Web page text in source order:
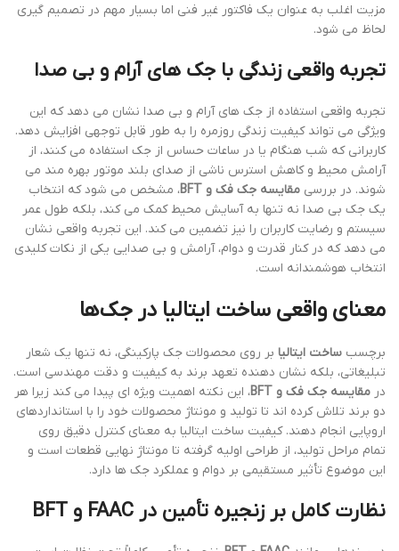
مزیت اغلب به عنوان یک فاکتور غیر فنی اما بسیار مهم در تصمیم گیری
لحاظ می شود.
تجربه واقعی زندگی با جک های آرام و بی صدا
تجربه واقعی استفاده از جک های آرام و بی صدا نشان می دهد که این
ویژگی می تواند کیفیت زندگی روزمره را به طور قابل توجهی افزایش دهد.
کاربرانی که شب هنگام یا در ساعات حساس از جک استفاده می کنند، از
آرامش محیط و کاهش استرس ناشی از صدای بلند موتور بهره مند می
شوند. در بررسی مقایسه جک فک و BFT
، مشخص می شود که انتخاب
یک جک بی صدا نه تنها به آسایش محیط کمک می کند، بلکه طول عمر
سیستم و رضایت کاربران را نیز تضمین می کند. این تجربه واقعی نشان
می دهد که در کنار قدرت و دوام، آرامش و بی صدایی یکی از نکات کلیدی
انتخاب هوشمندانه است.
معنای واقعی ساخت ایتالیا در جک‌ها
برچسب ساخت ایتالیا بر روی محصولات جک پارکینگی، نه تنها یک شعار
تبلیغاتی، بلکه نشان دهنده تعهد برند به کیفیت و دقت مهندسی است.
در مقایسه جک فک و BFT
، این نکته اهمیت ویژه ای پیدا می کند زیرا هر
دو برند تلاش کرده اند تا تولید و مونتاژ محصولات خود را با استانداردهای
اروپایی انجام دهند. کیفیت ساخت ایتالیا به معنای کنترل دقیق روی
تمام مراحل تولید، از طراحی اولیه گرفته تا مونتاژ نهایی قطعات است و
این موضوع تأثیر مستقیمی بر دوام و عملکرد جک ها دارد.
نظارت کامل بر زنجیره تأمین در FAAC و BFT